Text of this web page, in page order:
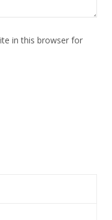
in this browser for